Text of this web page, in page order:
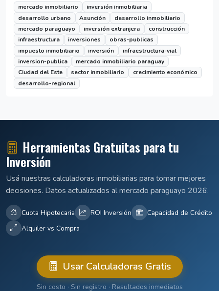
mercado inmobiliario
inversión inmobiliaria
desarrollo urbano
Asunción
desarrollo inmobiliario
mercado paraguayo
inversión extranjera
construcción
infraestructura
inversiones
obras-publicas
impuesto inmobiliario
inversión
infraestructura-vial
inversion-publica
mercado inmobiliario paraguay
Ciudad del Este
sector inmobiliario
crecimiento económico
desarrollo-regional
Herramientas Gratuitas para tu
Inversión
Usá nuestras calculadoras inmobiliarias para tomar mejores
decisiones. Datos actualizados al mercado paraguayo 2026.
Cuota Hipotecaria ROI Inversión
Capacidad de Crédito
Alquiler vs Compra
Usar Calculadoras Gratis
Sin costo · Sin registro · Resultados inmediatos